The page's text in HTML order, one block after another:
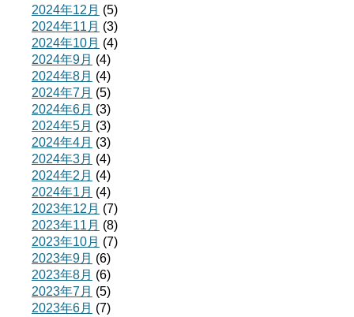
2024年12月 (5)
2024年11月 (3)
2024年10月 (4)
2024年9月 (4)
2024年8月 (4)
2024年7月 (5)
2024年6月 (3)
2024年5月 (3)
2024年4月 (3)
2024年3月 (4)
2024年2月 (4)
2024年1月 (4)
2023年12月 (7)
2023年11月 (8)
2023年10月 (7)
2023年9月 (6)
2023年8月 (6)
2023年7月 (5)
2023年6月 (7)